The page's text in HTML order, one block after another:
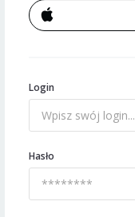
Login
Hasło